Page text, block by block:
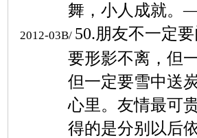
舞，小人成就。
2012-03B/ 50.朋友不一定
要形影不离，但
但一定要雪中送
心里。友情最可
得的是分别以后